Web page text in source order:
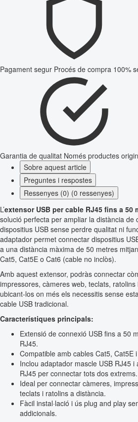
Pagament segur Procés de compra 100%
Garantia de qualitat Només productes
Sobre aquest article
Preguntes i respostes
Ressenyes (0) (0 ressenyes)
L’extensor USB per cable RJ45 fins a 50
solució perfecta per ampliar la distància de
dispositius USB sense perdre qualitat ni
adaptador permet connectar dispositius
a una distància màxima de 50 metres
Cat5, Cat5E o Cat6 (cable no inclòs).
Amb aquest extensor, podràs connectar
impressores, càmeres web, teclats, ratolins
ubicant-los on més els necessitis sense
cable USB tradicional.
Característiques principals:
Extensió de connexió USB fins a 50
RJ45.
Compatible amb cables Cat5, Cat5E
Inclou adaptador mascle USB RJ45
RJ45 per connectar tots dos extrems.
Ideal per connectar càmeres,
teclats i ratolins a distància.
Fàcil instal·lació i ús plug and play
addicionals.